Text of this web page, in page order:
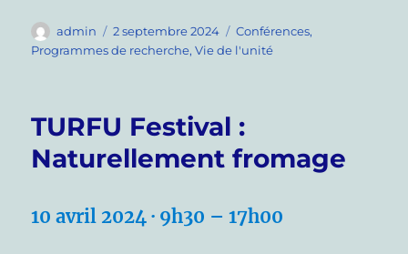
Auteur
admin
Publié
le
2 septembre 2024 Catégories
Conférences,
Programmes de recherche,Vie de l'unité
TURFU Festival :
Naturellement fromage
10 avril 2024 · 9h30 – 17h00